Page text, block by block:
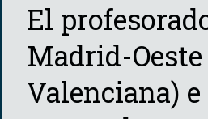
El
Madrid-
Valenciana)